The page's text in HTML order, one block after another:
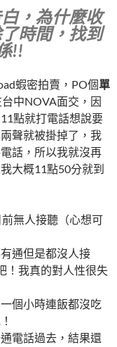
，為什麼收
時間，找到
!!
蝦密拍賣，PO個單
中NOVA面交，因
點就打電話想說要
聲就被掛掉了，我
話，所以我就沒再
大概11點50分就到
無人接聽（心想可
通但是都沒人接
！我真的對人性很失
個小時連飯都沒吃
電話過去，結果還